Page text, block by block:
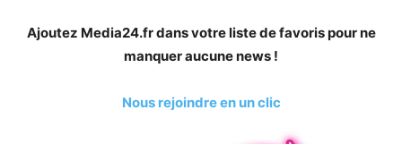
Ajoutez Media24.fr dans votre liste de favoris pour ne
manquer aucune news !
Nous rejoindre en un clic